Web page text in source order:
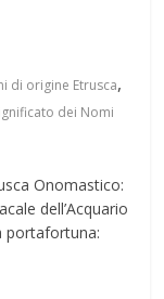
di origine Etrusca,
dei Nomi
Onomastico:
dell’Acquario
portafortuna: